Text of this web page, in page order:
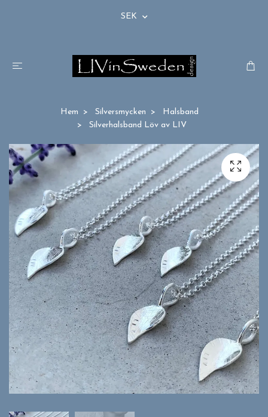
SEK
Hem Silversmycken
Halsband
Silverhalsband Löv av LIV